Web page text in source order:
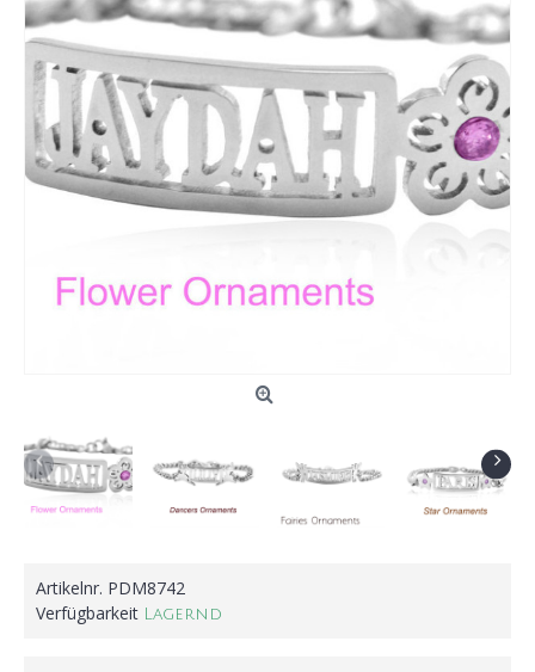
Artikelnr. PDM8742
Verfügbarkeit Lagernd